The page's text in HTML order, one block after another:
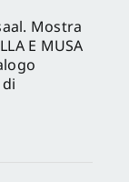
Mostra
E MUSA